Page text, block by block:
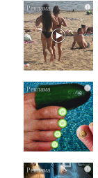
i
i
i